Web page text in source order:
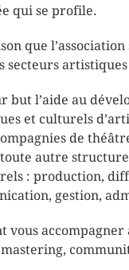
qui se profile.
que
secteurs
but l’aide au
et culturels
de
autre
: production,
gestion,
vous accompagner